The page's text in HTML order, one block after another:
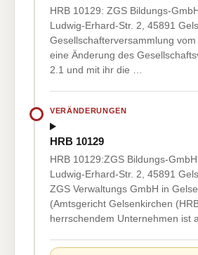
HRB 10129: ZGS Bildungs-
Ludwig-Erhard-Str. 2, 45891
Gesellschafterversammlung
eine Änderung des
2.1 und mit ihr die …
VERÄNDERUNGEN
HRB 10129
HRB 10129:ZGS Bildungs-
Ludwig-Erhard-Str. 2, 45891
ZGS Verwaltungs GmbH in
(Amtsgericht Gelsenkirchen
herrschendem Unternehmen ist